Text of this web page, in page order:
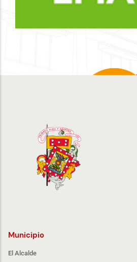
Municipio
El Alcalde